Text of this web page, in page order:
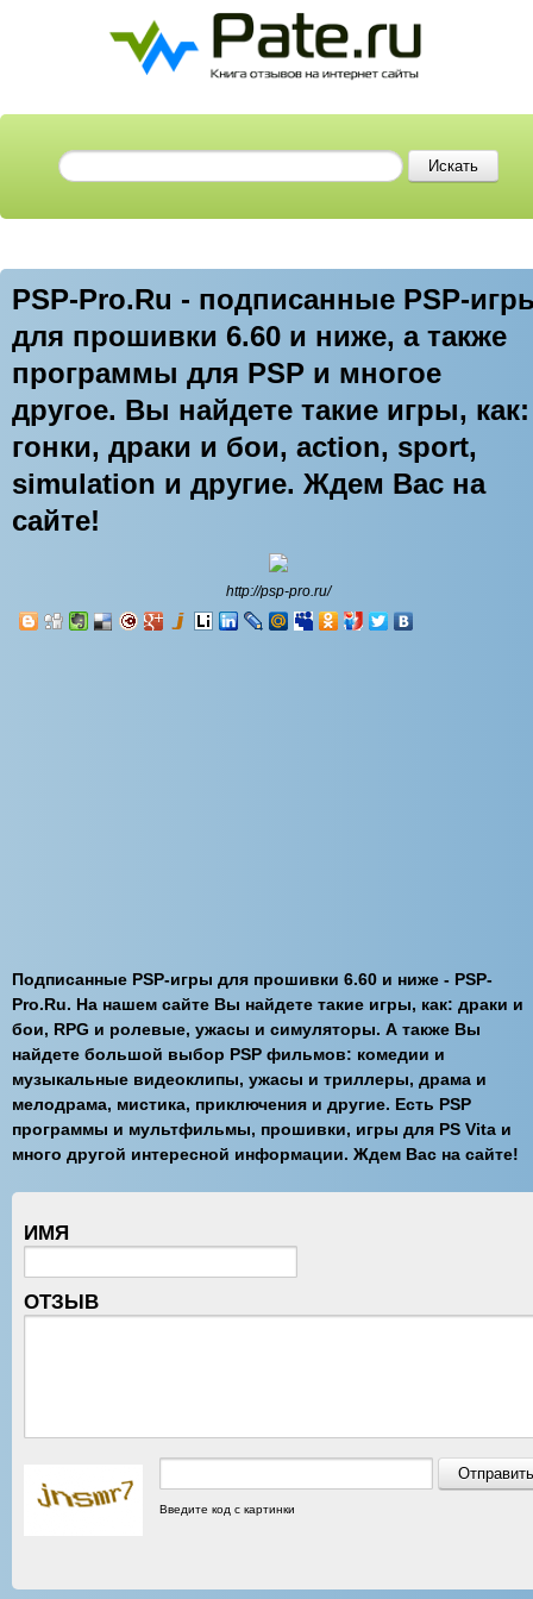
PSP-Pro.Ru - подписанные PSP-
для прошивки 6.60 и ниже, а также
программы для PSP и многое
другое. Вы найдете такие игры, как:
гонки, драки и бои, action, sport,
simulation и другие. Ждем Вас на
сайте!
http://psp-pro.ru/
Подписанные PSP-игры для прошивки 6.60 и ниже - PSP-
Pro.Ru. На нашем сайте Вы найдете такие игры, как: драки и
бои, RPG и ролевые, ужасы и симуляторы. А также Вы
найдете большой выбор PSP фильмов: комедии и
музыкальные видеоклипы, ужасы и триллеры, драма и
мелодрама, мистика, приключения и другие. Есть PSP
программы и мультфильмы, прошивки, игры для PS Vita и
много другой интересной информации. Ждем Вас на сайте!
ИМЯ
ОТЗЫВ
Введите код с картинки